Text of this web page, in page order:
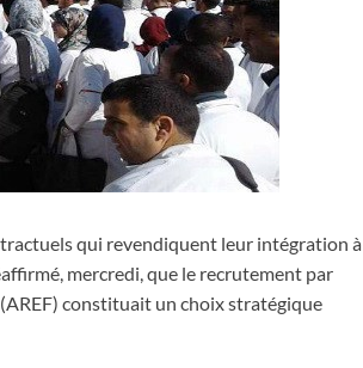
qui revendiquent leur intégration à
mercredi, que le recrutement par
constituait un choix stratégique